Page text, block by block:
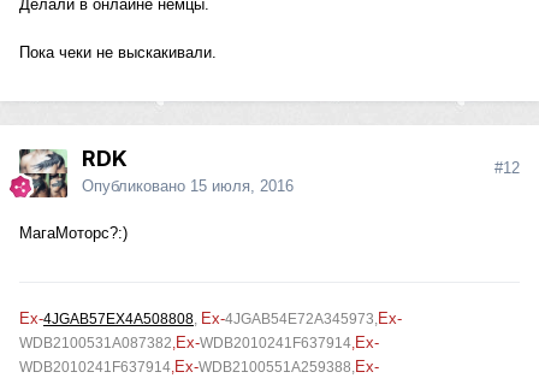
Делали в онлайне немцы.
Пока чеки не выскакивали.
RDK
Опубликовано 15 июля, 2016
#12
МагаМоторс?:)
Ex-4JGAB57EX4A508808, Ex-4JGAB54E72A345973,Ex-
WDB2100531A087382,Ex-WDB2010241F637914,Ex-
WDB2010241F637914,Ex-WDB2100551A259388,Ex-